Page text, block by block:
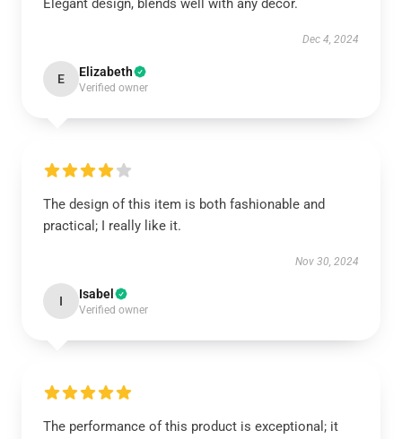
Elegant design, blends well with any décor.
Dec 4, 2024
E Elizabeth
Verified owner
The design of this item is both fashionable and
practical; I really like it.
Nov 30, 2024
I Isabel
Verified owner
The performance of this product is exceptional; it